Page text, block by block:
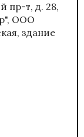
пр-т, д. 28,
ООО
здание